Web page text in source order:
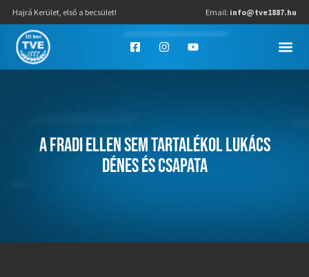
Hajrá Kerület, első a becsület! Email: info@tve1887.hu
A FRADI ELLEN SEM TARTALÉKOL LUKÁCS
DÉNES ÉS CSAPATA